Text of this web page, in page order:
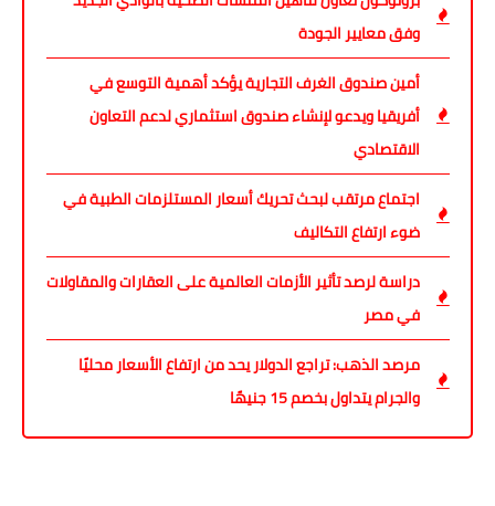
وفق معايير الجودة
أمين صندوق الغرف التجارية يؤكد أهمية التوسع في
أفريقيا ويدعو لإنشاء صندوق استثماري لدعم التعاون
الاقتصادي
اجتماع مرتقب لبحث تحريك أسعار المستلزمات الطبية في
ضوء ارتفاع التكاليف
دراسة لرصد تأثير الأزمات العالمية على العقارات والمقاولات
في مصر
مرصد الذهب: تراجع الدولار يحد من ارتفاع الأسعار محليًا
والجرام يتداول بخصم 15 جنيهًا